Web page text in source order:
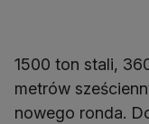
1500 ton stali,
metrów
nowego ronda.